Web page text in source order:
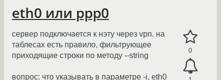
eth0 или ррр0
0
сервер подключается к нэту через vpn. на
таблесах есть правило, фильтрующее
приходящие строки по методу --string
вопрос: что указывать в параметре -i, eth0